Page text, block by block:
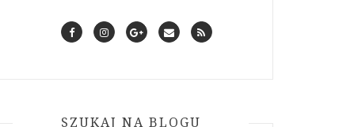
F
I
G
C
R
SZUKAJ NA BLOGU